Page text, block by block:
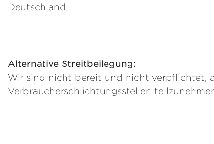
Deutschland
Alternative Streitbeilegung:
Wir sind nicht bereit und nicht verpflichtet,
Verbraucherschlichtungsstellen